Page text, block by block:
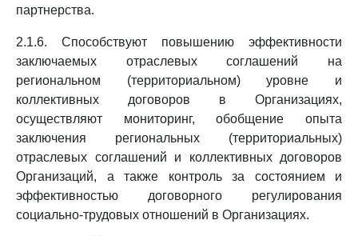
партнерства.
2.1.6. Способствуют повышению эффективности
заключаемых отраслевых соглашений на
региональном (территориальном) уровне и
коллективных договоров в Организациях,
осуществляют мониторинг, обобщение опыта
заключения региональных (территориальных)
отраслевых соглашений и коллективных договоров
Организаций, а также контроль за состоянием и
эффективностью договорного регулирования
социально-трудовых отношений в Организациях.